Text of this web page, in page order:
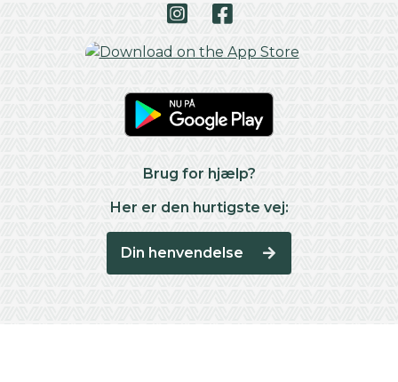
Brug for hjælp?
Her er den hurtigste vej:
Din henvendelse